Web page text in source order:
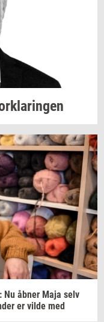
Nu åbner Maja selv
er vilde med